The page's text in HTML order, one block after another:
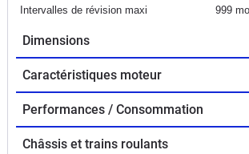
Intervalles de révision maxi 999
Dimensions
Caractéristiques moteur
Performances / Consommation
Châssis et trains roulants